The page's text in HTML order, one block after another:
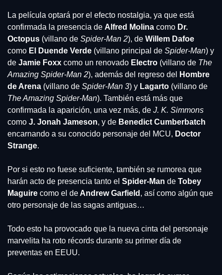
La película optará por el efecto nostalgia, ya que está
confirmada la presencia de Alfred Molina como Dr.
Octopus (villano de Spider-Man 2), de Willem Dafoe
como El Duende Verde (villano principal de Spider-Man) y
de Jamie Foxx como un renovado Electro (villano de The
Amazing Spider-Man 2), además del regreso del
Hombre
de Arena (villano de Spider-Man 3) y Lagarto
The Amazing Spider-Man). También está más que
confirmada la aparición, una vez más, de J. K. Simmons
como J. Jonah Jameson, y de Benedict Cumberbatch
encarnando a su conocido personaje del MCU, Doctor
Strange.
Por si esto no fuese suficiente, también se rumorea que
harán acto de presencia tanto el Spider-Man de Tobey
Maguire como el de Andrew Garfield , así como algún que
otro personaje de las sagas antiguas…
Todo esto ha provocado que la nueva cinta del personaje
marvelita ha roto récords durante su primer día de
preventas en EEUU.